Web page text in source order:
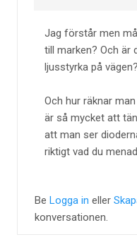
Jag förstår men
till marken? Och är
ljusstyrka på vägen?
Och hur räknar
är så mycket att
att man ser
riktigt vad du
Be Logga in eller
konversationen.